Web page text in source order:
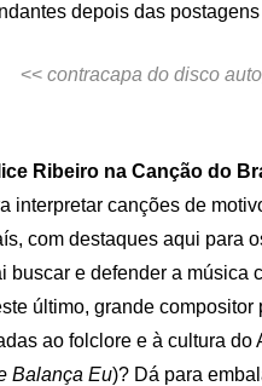
depois das
<< contracapa do disco
Ribeiro na Canção do
interpretar canções de
com destaques aqui para
buscar e defender a música
último, grande
ao folclore e à cultura
Balança Eu)? Dá para